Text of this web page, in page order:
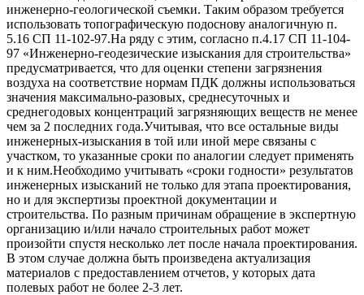
инженерно-геологической съемки. Таким образом требуется
использовать топографическую подоснову аналогичную п.
5.16 СП 11-102-97.На ряду с этим, согласно п.4.17 СП 11-104-
97 «Инженерно-геодезические изыскания для строительства»
предусматривается, что для оценки степени загрязнения
воздуха на соответствие нормам ПДК должны использоваться
значения максимально-разовых, среднесуточных и
среднегодовых концентраций загрязняющих веществ не менее
чем за 2 последних года.Учитывая, что все остальные виды
инженерных-изыскания в той или иной мере связаны с
участком, то указанные сроки по аналогии следует применять
и к ним.Необходимо учитывать «сроки годности» результатов
инженерных изысканий не только для этапа проектирования,
но и для экспертизы проектной документации и
строительства. По разным причинам обращение в экспертную
организацию и/или начало строительных работ может
произойти спустя несколько лет после начала проектирования.
В этом случае должна быть произведена актуализация
материалов с предоставлением отчетов, у которых дата
полевых работ не более 2-3 лет.